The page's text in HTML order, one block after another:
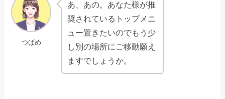
つばめ
あ、あの。あなた様が推
奨されているトップメニ
ュー置きたいのでもう少
し別の場所にご移動願え
ますでしょうか。